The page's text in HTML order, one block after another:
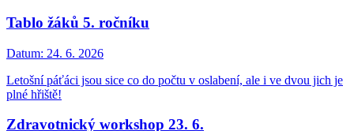
Tablo žáků 5. ročníku
Datum: 24. 6. 2026
Letošní páťáci jsou sice co do počtu v oslabení, ale i ve dvou jich je
plné hřiště!
Zdravotnický workshop 23. 6.